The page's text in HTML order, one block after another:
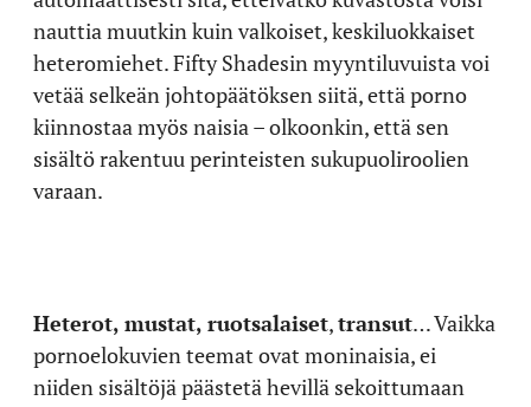
nauttia muutkin kuin valkoiset, keskiluokkaiset
heteromiehet. Fifty Shadesin myyntiluvuista voi
vetää selkeän johtopäätöksen siitä, että porno
kiinnostaa myös naisia – olkoonkin, että sen
sisältö rakentuu perinteisten sukupuoliroolien
varaan.
Heterot, mustat, ruotsalaiset,transut… Vaikka
pornoelokuvien teemat ovat moninaisia, ei
niiden sisältöjä päästetä hevillä sekoittumaan